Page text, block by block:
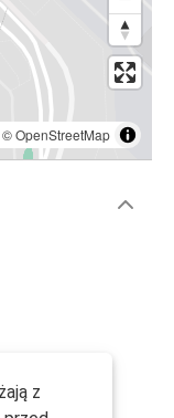
©OpenStreetMap
z